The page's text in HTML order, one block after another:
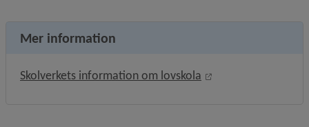
Mer information
Skolverkets information om lovskola Länk till annan